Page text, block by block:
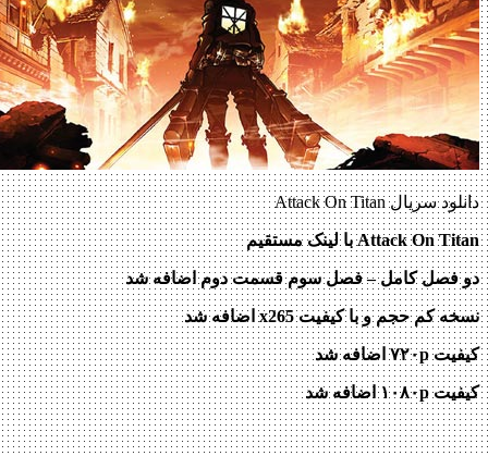
دانلود سریال Attack On Titan
Attack On Titan با لینک مستقیم
دو فصل کامل – فصل سوم قسمت دوم اضافه شد
نسخه کم حجم و با کیفیت x265 اضافه شد
کیفیت ۷۲۰p اضافه شد
کیفیت ۱۰۸۰p اضافه شد